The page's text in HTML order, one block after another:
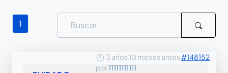
1
3 años 10 meses antes#148152
por11111111111